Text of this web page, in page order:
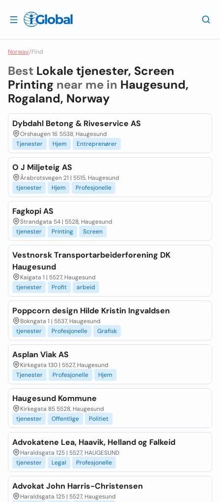
Norway/Find
Best Lokale tjenester, Screen
Printing near me in Haugesund,
Rogaland, Norway
Dybdahl Betong & Riveservice AS
Orshaugen 16 5538, Haugesund
Tjenester
Hjem Entreprenører
O J Miljeteig AS
Årabrotsvegen 21 | 5515, Haugesund
tjenester
Hjem Profesjonelle
Fagkopi AS
Strandgata 54 | 5528, Haugesund
tjenester
Printing Screen
Vestnorsk Transportarbeiderforening DK
Haugesund
Kaigata 1 | 5527, Haugesund
tjenester
Profit arbeid
Poppcorn design Hilde Kristin Ingvaldsen
Bokngata 1 | 5537, Haugesund
tjenester
Profesjonelle Grafisk
Asplan Viak AS
Kirkegata 130 | 5527, Haugesund
Tjenester
Profesjonelle Hjem
Haugesund Kommune
Kirkegata 85 5528, Haugesund
tjenester
Offentlige Politiet
Advokatene Lea, Haavik, Helland og Falkeid
Haraldsgata 125 | 5527, HAUGESUND
tjenester
Legal Profesjonelle
Advokat John Harris-Christensen
Haraldsgata 125 | 5527, Haugesund